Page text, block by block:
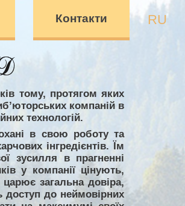
RU
Контакти
тому, протягом яких
компаній в
технологій.
в свою роботу та
інгредієнтів. Їм
зусилля в прагненні
у компанії цінують,
загальна довіра,
доступ до неймовірних